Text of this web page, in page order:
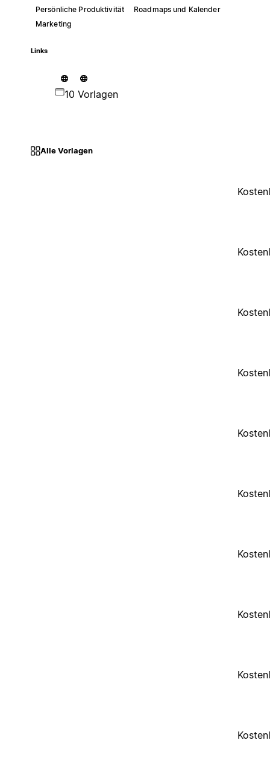
Persönliche Produktivität
Roadmaps und Kalender
Marketing
Links
10 Vorlagen
Alle Vorlagen